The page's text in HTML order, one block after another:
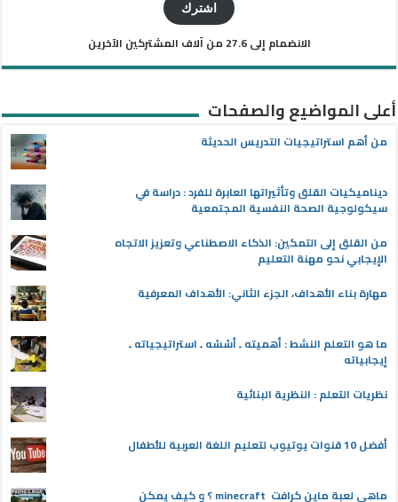
اشترك
الانضمام إلى 27.6 من آلاف المشتركين الآخرين
أعلى المواضيع والصفحات
من أهم استراتيجيات التدريس الحديثة
ديناميكيات القلق وتأثيراتها العابرة للفرد : دراسة في
سيكولوجية الصحة النفسية المجتمعية
من القلق إلى التمكين: الذكاء الاصطناعي وتعزيز الاتجاه
الإيجابي نحو مهنة التعليم
مهارة بناء الأهداف، الجزء الثاني: الأهداف المعرفية
ما هو التعلم النشط : أهميته ـ أسُسُه ـ استراتيجياته ـ
إيجابياته
نظريات التعلم : النظرية البنائية
أفضل 10 قنوات يوتيوب لتعليم اللغة العربية للأطفال
ماهي لعبة ماين كرافت minecraft ؟ و كيف يمكن